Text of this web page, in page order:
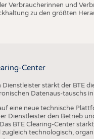
Verbraucherinnen und
zu den größten
Center
stärkt der BTE
Datenaus-tauschs
eine neue technische
Dienstleister den Betrieb
BTE Clearing-Center
technologisch,